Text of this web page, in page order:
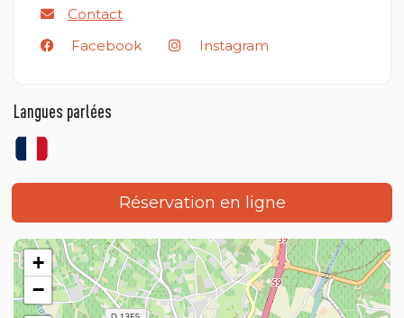
Contact
Facebook
Instagram
Langues parlées
Réservation en ligne
+
−